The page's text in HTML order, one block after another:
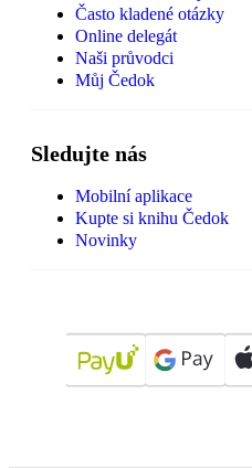
Často kladené otázky
Online delegát
Naši průvodci
Můj Čedok
Sledujte nás
Mobilní aplikace
Kupte si knihu Čedok
Novinky